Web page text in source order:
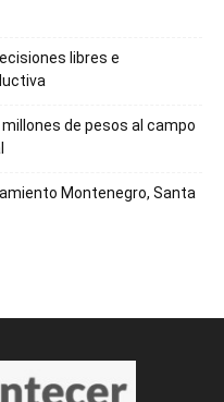
libres e
de pesos al campo
Montenegro, Santa